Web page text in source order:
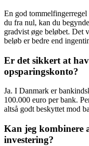
En god
du fra nul, kan du
gradvist øge beløbet. Det
beløb er bedre end
Er det sikkert at
opsparingskonto?
Ja. I Danmark er
100.000 euro per bank.
altså godt beskyttet mod
Kan jeg kombinere
investering?